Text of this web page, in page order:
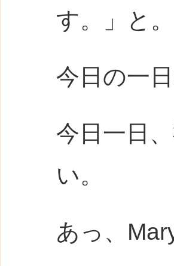
す。」と。
今日の一
今日一日
い。
あっ、